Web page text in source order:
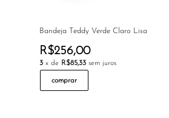
Bandeja Teddy Verde Claro Lisa
R$256,00
3 x de R$85,33 sem juros
comprar